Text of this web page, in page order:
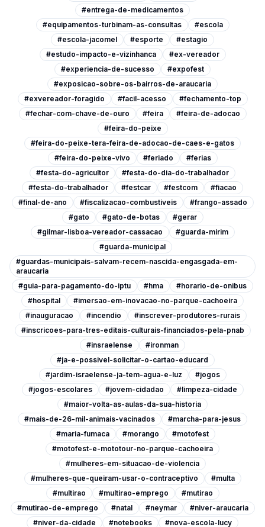
#entrega-de-medicamentos
#equipamentos-turbinam-as-consultas
#escola
#escola-jacomel
#esporte
#estagio
#estudo-impacto-e-vizinhanca
#ex-vereador
#experiencia-de-sucesso
#expofest
#exposicao-sobre-os-bairros-de-araucaria
#exvereador-foragido
#facil-acesso
#fechamento-top
#fechar-com-chave-de-ouro
#feira
#feira-de-adocao
#feira-do-peixe
#feira-do-peixe-tera-feira-de-adocao-de-caes-e-gatos
#feira-do-peixe-vivo
#feriado
#ferias
#festa-do-agricultor
#festa-do-dia-do-trabalhador
#festa-do-trabalhador
#festcar #festcom
#fiacao
#final-de-ano
#fiscalizacao-combustiveis
#frango-assado
#gato
#gato-de-botas
#gerar
#gilmar-lisboa-vereador-cassacao
#guarda-mirim
#guarda-municipal
#guardas-municipais-salvam-recem-nascida-engasgada-em-
araucaria
#guia-para-pagamento-do-iptu
#hma
#horario-de-onibus
#hospital
#imersao-em-inovacao-no-parque-cachoeira
#inauguracao
#incendio
#inscrever-produtores-rurais
#inscricoes-para-tres-editais-culturais-financiados-pela-pnab
#insraelense
#ironman
#ja-e-possivel-solicitar-o-cartao-educard
#jardim-israelense-ja-tem-agua-e-luz
#jogos
#jogos-escolares
#jovem-cidadao
#limpeza-cidade
#maior-volta-as-aulas-da-sua-historia
#mais-de-26-mil-animais-vacinados
#marcha-para-jesus
#maria-fumaca
#morango
#motofest
#motofest-e-mototour-no-parque-cachoeira
#mulheres-em-situacao-de-violencia
#mulheres-que-queiram-usar-o-contraceptivo
#multa
#multirao
#multirao-emprego
#mutirao
#mutirao-de-emprego
#natal #neymar
#niver-araucaria
#niver-da-cidade
#notebooks
#nova-escola-lucy